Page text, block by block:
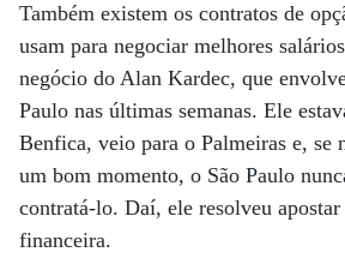
Também existem os contratos de
usam para negociar melhores
negócio do Alan Kardec, que
Paulo nas últimas semanas. Ele
Benfica, veio para o Palmeiras e, se
um bom momento, o São Paulo
contratá-lo. Daí, ele resolveu
financeira.